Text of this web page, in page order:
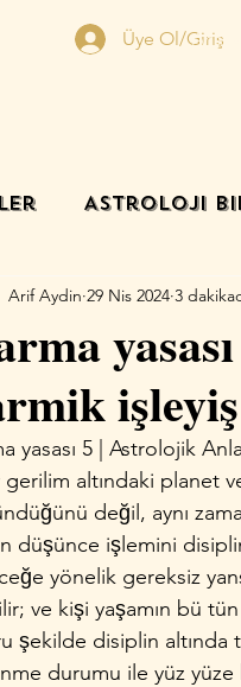
Ana
Üye Ol/Giriş
Astroloji
işleyiş
Arif Aydin 29 Nis 2024 3
yasası 5 | Astrolojik
gerilim altındaki planet
değil, aynı
düşün­ce işlemini
yönelik gereksiz
ve kişi yaşamın bü­ tün
şekilde disiplin altında
durumu ile yüz